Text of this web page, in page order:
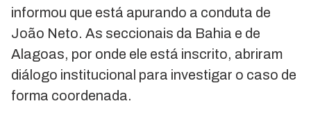
informou que está apurando a conduta de
João Neto. As seccionais da Bahia e de
Alagoas, por onde ele está inscrito, abriram
diálogo institucional para investigar o caso de
forma coordenada.